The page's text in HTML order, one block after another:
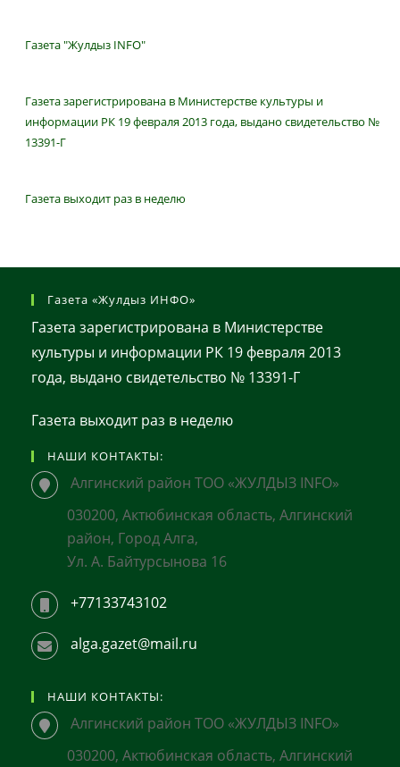
Газета "Жулдыз INFO"
Газета зарегистрирована в Министерстве культуры и
информации РК 19 февраля 2013 года, выдано свидетельство №
13391-Г
Газета выходит раз в неделю
Газета «Жулдыз ИНФО»
Газета зарегистрирована в Министерстве
культуры и информации РК 19 февраля 2013
года, выдано свидетельство № 13391-Г
Газета выходит раз в неделю
НАШИ КОНТАКТЫ:
Алгинский район ТОО «ЖУЛДЫЗ INFO»
030200, Актюбинская область, Алгинский
район, Город Алга,
Ул. А. Байтурсынова 16
+77133743102
alga.gazet@mail.ru
НАШИ КОНТАКТЫ:
Алгинский район ТОО «ЖУЛДЫЗ INFO»
030200, Актюбинская область, Алгинский